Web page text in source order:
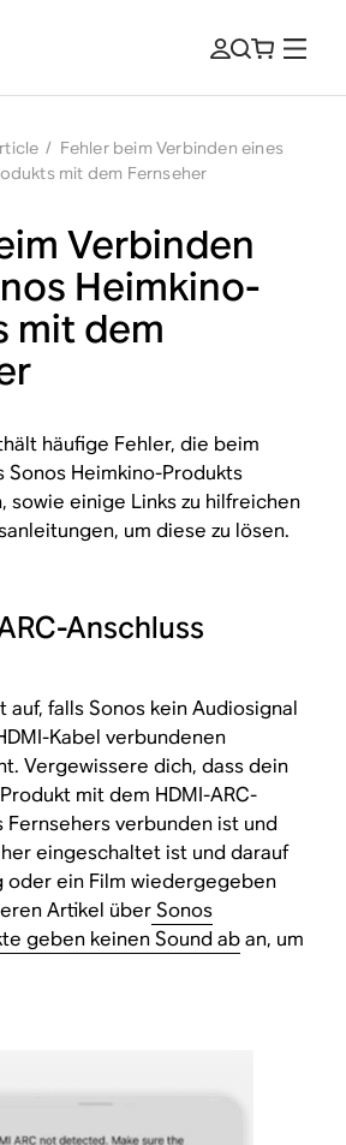
/ Fehler beim Verbinden eines
mit dem Fernseher
Verbinden
Heimkino-
mit dem
häufige Fehler, die beim
Sonos Heimkino-Produkts
sowie einige Links zu hilfreichen
um diese zu lösen.
Anschluss
auf, falls Sonos kein Audiosignal
Kabel verbundenen
Vergewissere dich, dass dein
mit dem HDMI-ARC-
Fernsehers verbunden ist und
eingeschaltet ist und darauf
oder ein Film wiedergegeben
Artikel überSonos
geben keinen Sound aban, um